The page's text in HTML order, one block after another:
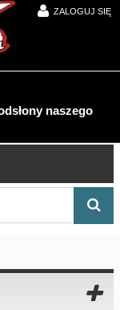
ZALOGUJ SIĘ
naszego